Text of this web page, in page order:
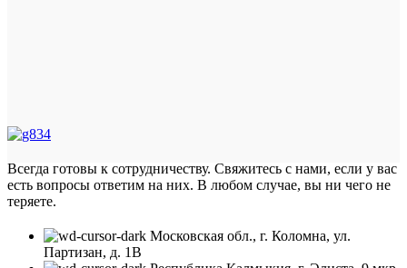
Всегда готовы к сотрудничеству. Свяжитесь с нами, если у вас
есть вопросы ответим на них. В любом случае, вы ни чего не
теряете.
Московская обл., г. Коломна, ул.
Партизан, д. 1В